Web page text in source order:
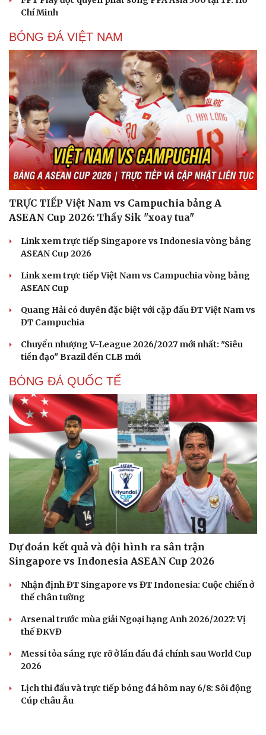
Cải chính
Chí Minh
BÓNG ĐÁ VIỆT NAM
TRỰC TIẾP Việt Nam vs Campuchia bảng A
ASEAN Cup 2026: Thầy Sik "xoay tua"
Link xem trực tiếp Singapore vs Indonesia vòng bảng
ASEAN Cup 2026
Link xem trực tiếp Việt Nam vs Campuchia vòng bảng
ASEAN Cup
Quang Hải có duyên đặc biệt với cặp đấu ĐT Việt Nam vs
ĐT Campuchia
Chuyển nhượng V-League 2026/2027 mới nhất: "Siêu
tiền đạo" Brazil đến CLB mới
BÓNG ĐÁ QUỐC TẾ
Dự đoán kết quả và đội hình ra sân trận
Singapore vs Indonesia ASEAN Cup 2026
Nhận định ĐT Singapore vs ĐT Indonesia: Cuộc chiến ở
thế chân tường
Arsenal trước mùa giải Ngoại hạng Anh 2026/2027: Vị
thế ĐKVĐ
Messi tỏa sáng rực rỡ ở lần đầu đá chính sau World Cup
2026
Lịch thi đấu và trực tiếp bóng đá hôm nay 6/8: Sôi động
Cúp châu Âu